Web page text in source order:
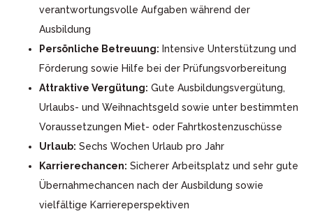
verantwortungsvolle Aufgaben während der
Ausbildung
Persönliche Betreuung: Intensive Unterstützung und
Förderung sowie Hilfe bei der Prüfungsvorbereitung
Attraktive Vergütung: Gute Ausbildungsvergütung,
Urlaubs- und Weihnachtsgeld sowie unter bestimmten
Voraussetzungen Miet- oder Fahrtkostenzuschüsse
Urlaub: Sechs Wochen Urlaub pro Jahr
Karrierechancen: Sicherer Arbeitsplatz und sehr gute
Übernahmechancen nach der Ausbildung sowie
vielfältige Karriereperspektiven